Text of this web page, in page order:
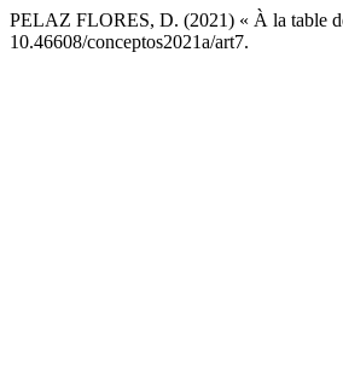
PELAZ FLORES, D. (2021) « À la table
10.46608/conceptos2021a/art7.